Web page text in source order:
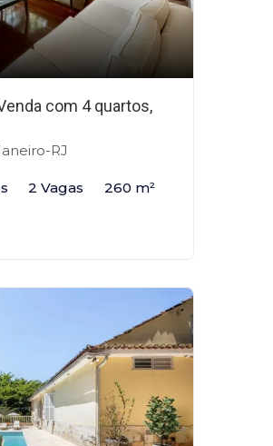
com 4 quartos,
RJ
2 Vagas 260 m²